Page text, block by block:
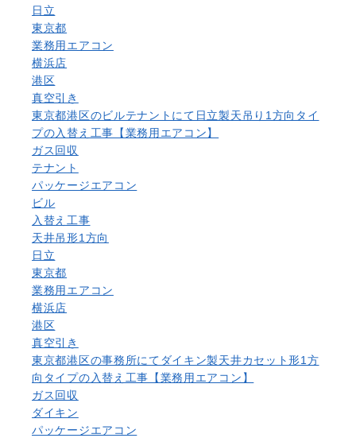
日立
東京都
業務用エアコン
横浜店
港区
真空引き
東京都港区のビルテナントにて日立製天吊り1方向タイ
プの入替え工事【業務用エアコン】
ガス回収
テナント
パッケージエアコン
ビル
入替え工事
天井吊形1方向
日立
東京都
業務用エアコン
横浜店
港区
真空引き
東京都港区の事務所にてダイキン製天井カセット形1方
向タイプの入替え工事【業務用エアコン】
ガス回収
ダイキン
パッケージエアコン